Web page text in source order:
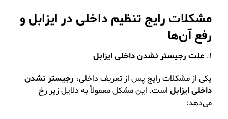
مشکلات رایج تنظیم داخلی در ایزابل و
رفع آن‌ها
1. علت رجیستر نشدن داخلی ایزابل
یکی از مشکلات رایج پس از تعریف داخلی، رجیستر نشدن
داخلی ایزابل است. این مشکل معمولاً به دلایل زیر رخ
می‌دهد: